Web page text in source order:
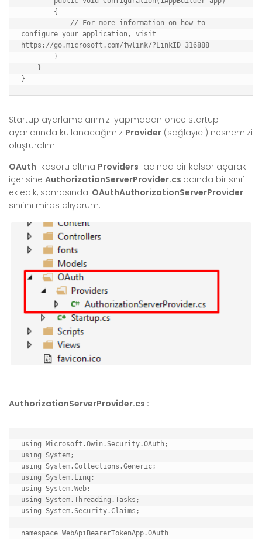
configure your application, visit
https://go.microsoft.com/fwlink/?LinkID=316888
Startup ayarlamalarımızı yapmadan önce startup
ayarlarında kullanacağımız Provider (sağlayıcı) nesnemizi
oluşturalım.
OAuth kasörü altına Providers adında bir kalsör açarak
içerisine AuthorizationServerProvider.cs adında bir sınıf
ekledik, sonrasında OAuthAuthorizationServerProvider
sınıfını miras alıyorum.
AuthorizationServerProvider.cs :
using Microsoft.Owin.Security.OAuth;
using System;
using System.Collections.Generic;
using System.Linq;
using System.Web;
using System.Threading.Tasks;
using System.Security.Claims;
namespace WebApiBearerTokenApp.OAuth